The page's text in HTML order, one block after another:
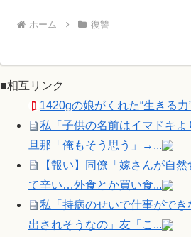
ホーム 復讐
■相互リンク
1420gの娘がくれた“生きる力”
私「子供の名前はイマドキよ
旦那「俺もそう思う」→...
【報い】同僚「嫁さんが自
て辛い…外食とか買い食...
私「持病のせいで仕事がで
出されそうなの」友「こ...